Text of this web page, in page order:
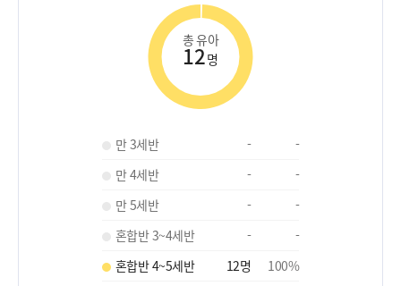
총 유아
12명
만 3세반 -
-
만 4세반
-
-
만 5세반
-
-
혼합반 3~4세반
-
-
혼합반 4~5세반
12명 100%